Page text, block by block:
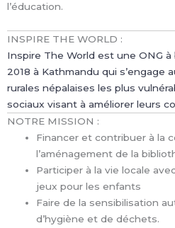
l’éducation.
INSPIRE THE WORLD :
Inspire The World est une ONG
2018 à Kathmandu qui s’engage
rurales népalaises les plus
sociaux visant à améliorer leurs
NOTRE MISSION :
Financer et contribuer à la
l’aménagement de la
Participer à la vie locale
jeux pour les enfants
Faire de la sensibilisation
d’hygiène et de déchets.